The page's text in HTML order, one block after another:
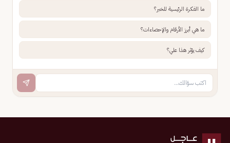
ما الفكرة الرئيسية للخبر؟
ما هي أبرز الأرقام والإحصاءات؟
كيف يؤثر هذا علي؟